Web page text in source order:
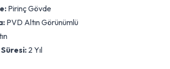
Pirinç Gövde
PVD Altın Görünümlü
2 Yıl